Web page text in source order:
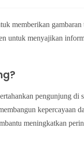
memberikan gambaran
untuk menyajikan
pengunjung di
kepercayaan
meningkatkan